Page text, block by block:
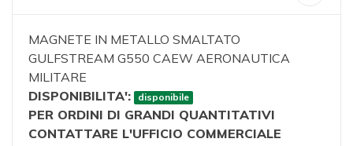
MAGNETE IN METALLO SMALTATO
GULFSTREAM G550 CAEW AERONAUTICA
MILITARE
DISPONIBILITA':
disponibile
PER ORDINI DI GRANDI QUANTITATIVI
CONTATTARE L'UFFICIO COMMERCIALE